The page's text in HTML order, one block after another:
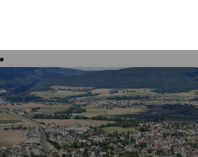
Mots
clés